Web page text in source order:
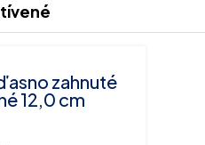
zahnuté
12,0 cm